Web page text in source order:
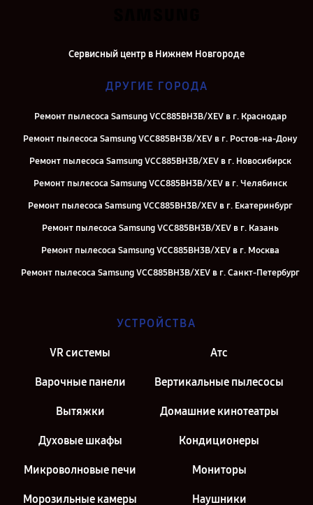
Сервисный центр в Нижнем Новгороде
ДРУГИЕ ГОРОДА
Ремонт пылесоса Samsung VCC885BH3B/XEV в г. Краснодар
Ремонт пылесоса Samsung VCC885BH3B/XEV в г. Ростов-на-Дону
Ремонт пылесоса Samsung VCC885BH3B/XEV в г. Новосибирск
Ремонт пылесоса Samsung VCC885BH3B/XEV в г. Челябинск
Ремонт пылесоса Samsung VCC885BH3B/XEV в г. Екатеринбург
Ремонт пылесоса Samsung VCC885BH3B/XEV в г. Казань
Ремонт пылесоса Samsung VCC885BH3B/XEV в г. Москва
Ремонт пылесоса Samsung VCC885BH3B/XEV в г. Санкт-Петербург
УСТРОЙСТВА
VR системы Атс
Варочные панели Вертикальные пылесосы
Вытяжки Домашние кинотеатры
Духовые шкафы Кондиционеры
Микроволновые печи Мониторы
Морозильные камеры Наушники